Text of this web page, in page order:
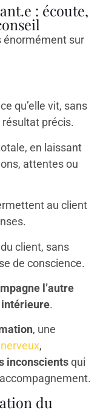
: écoute,
énormément sur
qu’elle vit, sans
précis.
en laissant
attentes ou
au client
client, sans
de conscience.
l’autre
intérieure.
, une
,
inconscientsqui
du